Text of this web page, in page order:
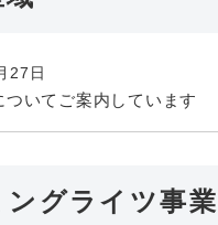
27日
ついてご案内しています
ングライツ事業